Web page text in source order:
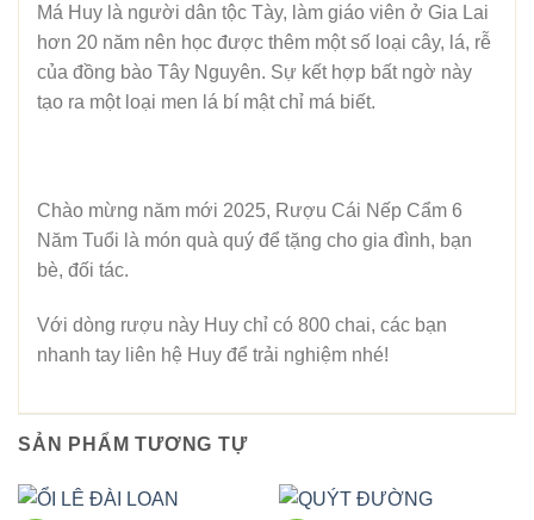
Má Huy là người dân tộc Tày, làm giáo viên ở Gia Lai
hơn 20 năm nên học được thêm một số loại cây, lá, rễ
của đồng bào Tây Nguyên. Sự kết hợp bất ngờ này
tạo ra một loại men lá bí mật chỉ má biết.
Chào mừng năm mới 2025, Rượu Cái Nếp Cẩm 6
Năm Tuổi là món quà quý để tặng cho gia đình, bạn
bè, đối tác.
Với dòng rượu này Huy chỉ có 800 chai, các bạn
nhanh tay liên hệ Huy để trải nghiệm nhé!
SẢN PHẨM TƯƠNG TỰ